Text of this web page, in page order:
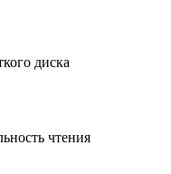
диска
чтения